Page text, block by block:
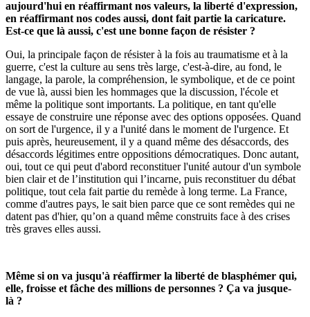
aujourd'hui en réaffirmant nos valeurs, la liberté d'expression,
en réaffirmant nos codes aussi, dont fait partie la caricature.
Est-ce que là aussi, c'est une bonne façon de résister ?
Oui, la principale façon de résister à la fois au traumatisme et à la
guerre, c'est la culture au sens très large, c'est-à-dire, au fond, le
langage, la parole, la compréhension, le symbolique, et de ce point
de vue là, aussi bien les hommages que la discussion, l'école et
même la politique sont importants. La politique, en tant qu'elle
essaye de construire une réponse avec des options opposées. Quand
on sort de l'urgence, il y a l'unité dans le moment de l'urgence. Et
puis après, heureusement, il y a quand même des désaccords, des
désaccords légitimes entre oppositions démocratiques. Donc autant,
oui, tout ce qui peut d'abord reconstituer l'unité autour d'un symbole
bien clair et de l’institution qui l’incarne, puis reconstituer du débat
politique, tout cela fait partie du remède à long terme. La France,
comme d'autres pays, le sait bien parce que ce sont remèdes qui ne
datent pas d'hier, qu’on a quand même construits face à des crises
très graves elles aussi.
Même si on va jusqu'à réaffirmer la liberté de blasphémer qui,
elle, froisse et fâche des millions de personnes ? Ça va jusque-
là ?